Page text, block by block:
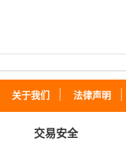
关于我们 法律声明
交易安全